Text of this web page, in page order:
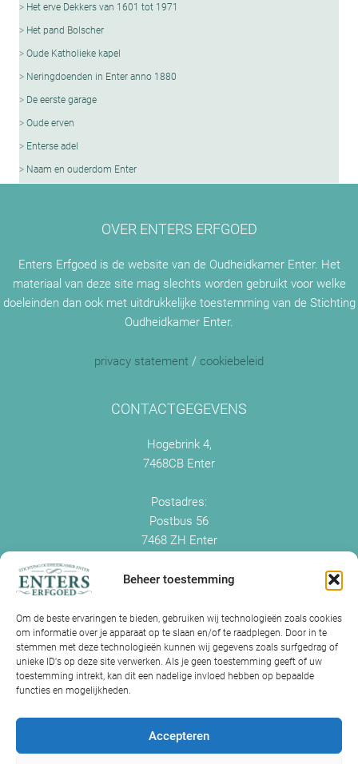
Beheer toestemming
Om de beste ervaringen te bieden, gebruiken wij technologieën zoals cookies
om informatie over je apparaat op te slaan en/of te raadplegen. Door in te
stemmen met deze technologieën kunnen wij gegevens zoals surfgedrag of
unieke ID's op deze site verwerken. Als je geen toestemming geeft of uw
toestemming intrekt, kan dit een nadelige invloed hebben op bepaalde
functies en mogelijkheden.
Accepteren
Het erve Dekkers van 1601 tot 1971
Het pand Bolscher
Oude Katholieke kapel
Neringdoenden in Enter anno 1880
De eerste garage
Oude erven
Enterse adel
Naam en ouderdom Enter
OVER ENTERS ERFGOED
Enters Erfgoed is de website van de Oudheidkamer Enter. Het
materiaal van deze site mag slechts worden gebruikt voor welke
doeleinden dan ook met uitdrukkelijke toestemming van de Stichting
Oudheidkamer Enter.
privacy statement / cookiebeleid
CONTACTGEGEVENS
Hogebrink 4,
7468CB Enter
Postadres:
Postbus 56
7468 ZH Enter
info@enterserfgoed.nl
IK HEB OUDE FOTO'S
Is Historisch Enter daarin geïnteresseerd?
Jazeker! Hebt u oude foto’s of videos van Enter? Dan kunt u contact
met ons opnemen.